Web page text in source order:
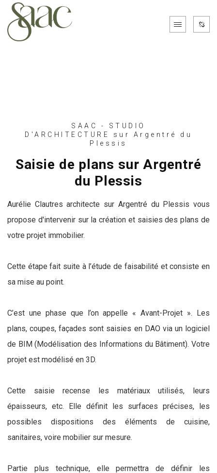
SAAC - STUDIO
D'ARCHITECTURE sur Argentré du
Plessis
Saisie de plans sur Argentré
du Plessis
Aurélie Clautres architecte sur Argentré du Plessis vous
propose d'intervenir sur la création et saisies des plans de
votre projet immobilier.
Cette étape fait suite à l’étude de faisabilité et consiste en
sa mise au point.
C’est une phase que l’on appelle « Avant-Projet ». Les
plans, coupes, façades sont saisies en DAO via un logiciel
de BIM (Modélisation des Informations du Bâtiment). Votre
projet est modélisé en 3D.
Cette saisie recense les matériaux utilisés, leurs
épaisseurs, etc. Elle définit les surfaces précises, les
possibles dispositions des éléments de cuisine,
sanitaires, voire mobilier sur mesure.
Partie plus technique, elle permettra de définir les